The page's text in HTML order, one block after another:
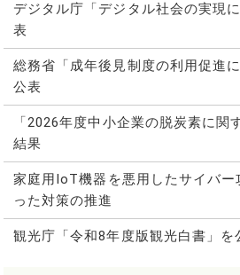
デジタル庁「デジタル社会の実現
表
総務省「成年後見制度の利用促進
公表
「2026年度中小企業の脱炭素に関
結果
家庭用IoT機器を悪用したサイバー
った対策の推進
観光庁「令和8年度版観光白書」を